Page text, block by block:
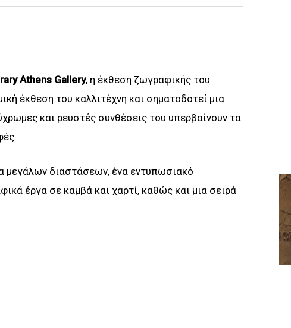
Athens Gallery, η έκθεση ζωγραφικής του
έκθεση του καλλιτέχνη και σηματοδοτεί μια
και ρευστές συνθέσεις του υπερβαίνουν τα
μεγάλων διαστάσεων, ένα εντυπωσιακό
έργα σε καμβά και χαρτί, καθώς και μια σειρά